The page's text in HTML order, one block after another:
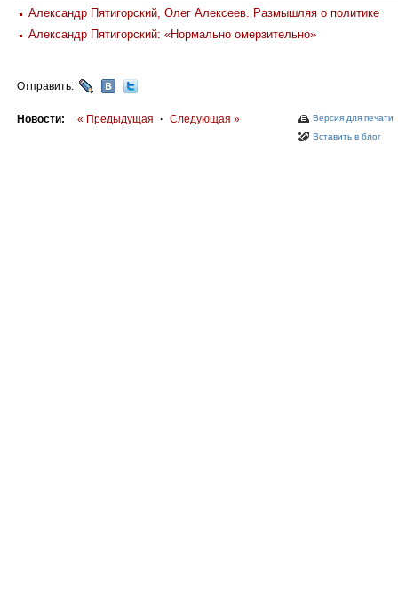
Александр Пятигорский, Олег Алексеев. Размышляя о политике
Александр Пятигорский: «Нормально омерзительно»
Отправить:
Версия для печати
Вставить в блог
Новости: « Предыдущая · Следующая »